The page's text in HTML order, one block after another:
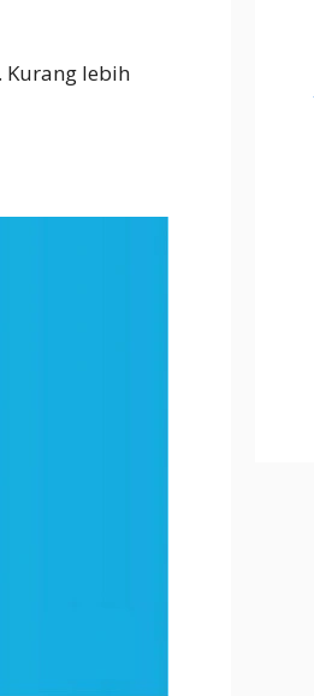
Kurang lebih